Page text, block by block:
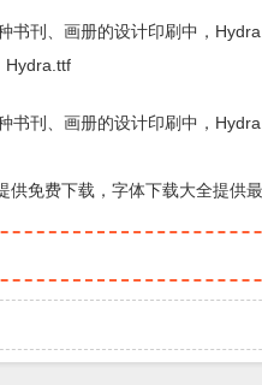
刊、画册的设计印刷中，
Hydra.ttf
刊、画册的设计印刷中，
免费下载，字体下载大全提供